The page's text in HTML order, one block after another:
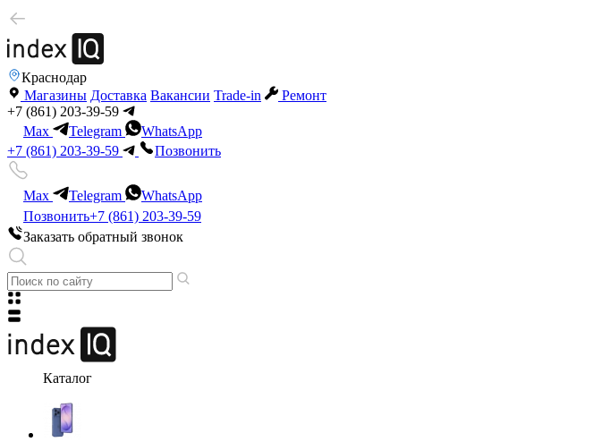
Краснодар
Магазины Доставка Вакансии Trade-in
Ремонт
+7 (861) 203-39-59
Max
Telegram
WhatsApp
+7 (861) 203-39-59
Позвонить
Max Telegram
WhatsApp
Позвонить+7 (861) 203-39-59
Заказать обратный звонок
Каталог